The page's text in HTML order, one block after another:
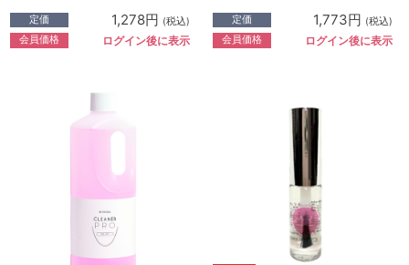
定価 1,278円 (税込)
会員価格 ログイン後に表示
定価 1,773円 (税込)
会員価格 ログイン後に表示